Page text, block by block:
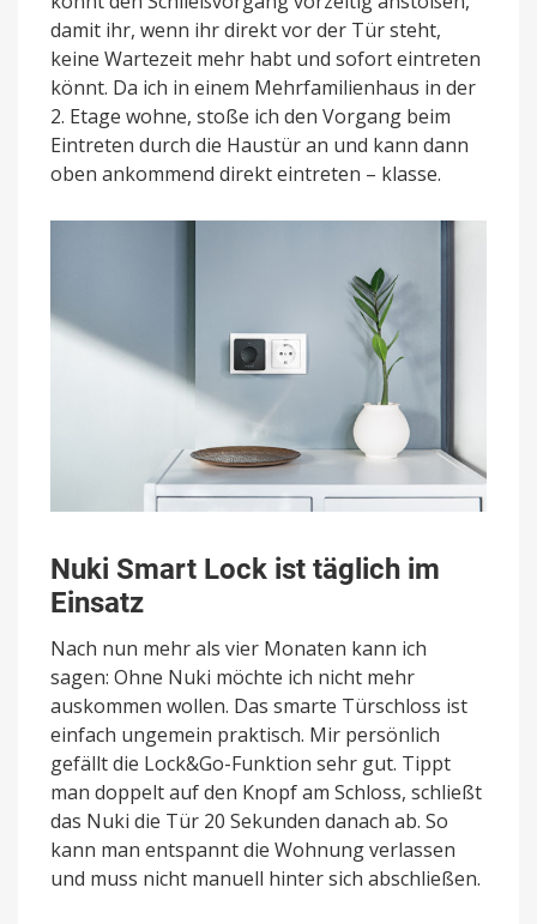
damit ihr, wenn ihr direkt vor der Tür steht,
keine Wartezeit mehr habt und sofort eintreten
könnt. Da ich in einem Mehrfamilienhaus in der
2. Etage wohne, stoße ich den Vorgang beim
Eintreten durch die Haustür an und kann dann
oben ankommend direkt eintreten – klasse.
Nuki Smart Lock ist täglich im
Einsatz
Nach nun mehr als vier Monaten kann ich
sagen: Ohne Nuki möchte ich nicht mehr
auskommen wollen. Das smarte Türschloss ist
einfach ungemein praktisch. Mir persönlich
gefällt die Lock&Go-Funktion sehr gut. Tippt
man doppelt auf den Knopf am Schloss, schließt
das Nuki die Tür 20 Sekunden danach ab. So
kann man entspannt die Wohnung verlassen
und muss nicht manuell hinter sich abschließen.